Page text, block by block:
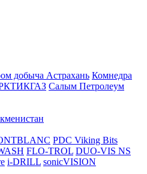
добыча Астрахань Комнедра
Салым Петролеум
PDC Viking Bits
FLO-TROL DUO-VIS NS
i-DRILL sonicVISION